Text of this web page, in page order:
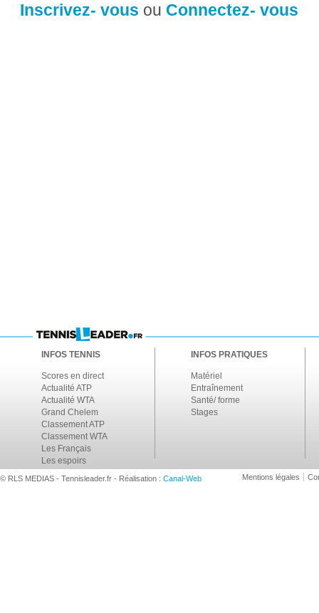
Inscrivez- vous ou Connectez- vous
INFOS TENNIS
Scores en direct
Actualité ATP
Actualité WTA
Grand Chelem
Classement ATP
Classement WTA
Les Français
Les espoirs
INFOS PRATIQUES
Matériel
Entraînement
Santé/ forme
Stages
© RLS MEDIAS - Tennisleader.fr - Réalisation : Canal-Web Mentions légales